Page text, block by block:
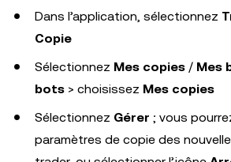
Dans l’application, sélectionnez
Copie
Sélectionnez Mes copies / Mes
bots > choisissez Mes copies
Sélectionnez Gérer ; vous
paramètres de copie des